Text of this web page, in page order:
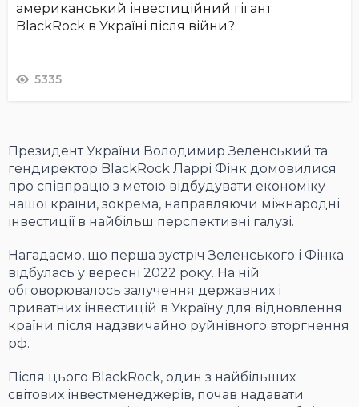
американський інвестиційний гігант
BlackRock в Україні після війни?
5335
Президент України Володимир Зеленський та
гендиректор BlackRock Ларрі Фінк домовилися
про співпрацю з метою відбудувати економіку
нашої країни, зокрема, направляючи міжнародні
інвестиції в найбільш перспективні галузі.
Нагадаємо, що перша зустріч Зеленського і Фінка
відбулась у вересні 2022 року. На ній
обговорювалось залучення державних і
приватних інвестицій в Україну для відновлення
країни після надзвичайно руйнівного вторгнення
рф.
Після цього BlackRock, один з найбільших
світових інвестменеджерів, почав надавати